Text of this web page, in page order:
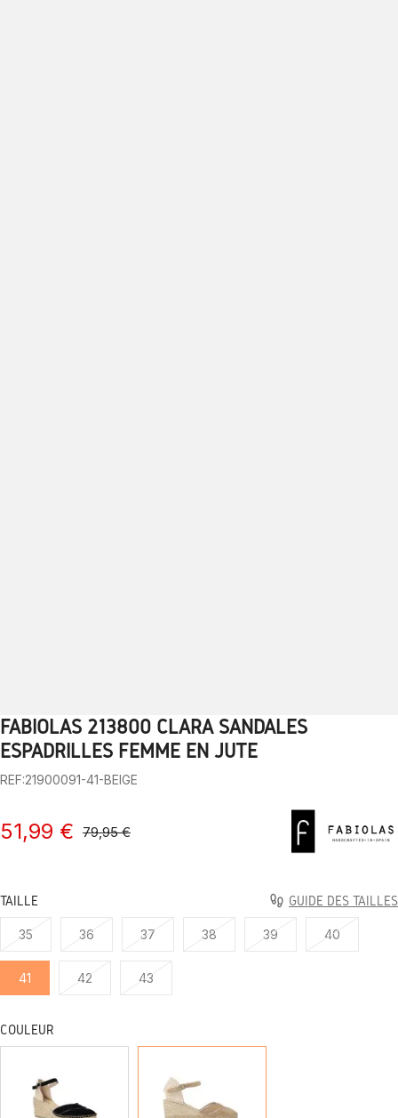
1 2 3 4 5 6 7 8 9
FABIOLAS 213800 CLARA SANDALES
ESPADRILLES FEMME EN JUTE
REF:21900091-41-BEIGE
51,99 € 79,95 €
TAILLE GUIDE DES TAILLES
35 36 37 38 39 40
41 42 43
COULEUR